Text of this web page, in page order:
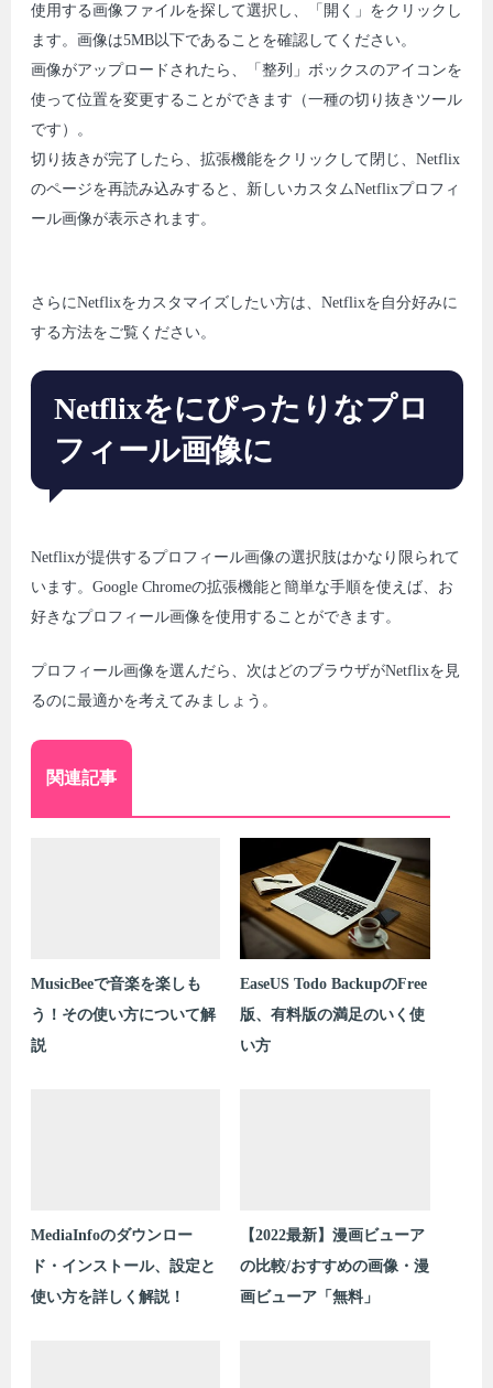
使用する画像ファイルを探して選択し、「開く」をクリックし
ます。画像は5MB以下であることを確認してください。
画像がアップロードされたら、「整列」ボックスのアイコンを
使って位置を変更することができます（一種の切り抜きツール
です）。
切り抜きが完了したら、拡張機能をクリックして閉じ、Netflix
のページを再読み込みすると、新しいカスタムNetflixプロフィ
ール画像が表示されます。
さらにNetflixをカスタマイズしたい方は、Netflixを自分好みに
する方法をご覧ください。
Netflixをにぴったりなプロ
フィール画像に
Netflixが提供するプロフィール画像の選択肢はかなり限られて
います。Google Chromeの拡張機能と簡単な手順を使えば、お
好きなプロフィール画像を使用することができます。
プロフィール画像を選んだら、次はどのブラウザがNetflixを見
るのに最適かを考えてみましょう。
関連記事
MusicBeeで音楽を楽しも
う！その使い方について解
説
EaseUS Todo BackupのFree
版、有料版の満足のいく使
い方
MediaInfoのダウンロー
ド・インストール、設定と
使い方を詳しく解説！
【2022最新】漫画ビューア
の比較/おすすめの画像・漫
画ビューア「無料」